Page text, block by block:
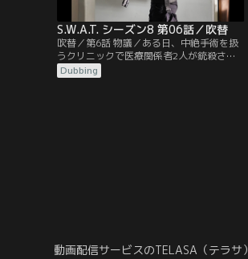
S.W.A.T. シーズン8 第06話／吹替
吹替／第6話 物議／ある日、中絶手術を扱
うクリニックで医療関係者2人が銃殺さ
れ、招集されたS.W.A.T.。クリニックの前で
盗撮していたジョン・クレイトンという男
Dubbing
動画配信サービスのTELASA（テラサ）